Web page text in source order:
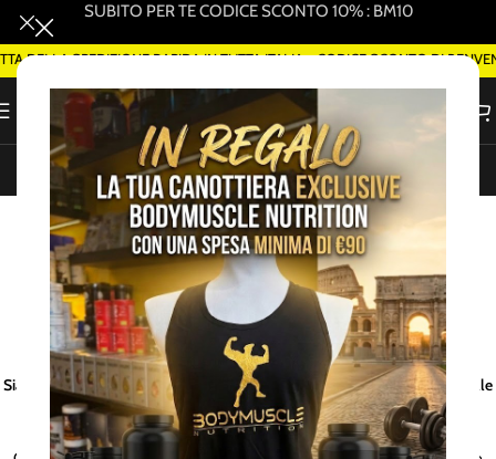
SUBITO PER TE CODICE SCONTO 10% : BM10
DELLA SPEDIZIONE RAPIDA IN TUTTA ITALIA - CODICE SCONTO DI
ORDINA SMART DELIVERY SU WHATSAPP (ROMA)
Assistenza Clienti -
Contatti
PASSA A TROVARCI NEL PUNTO VENDITA DI ROMA!
Siamo Aperti dal lunedì al sabato dalle 10:00 alle 14:00 e dalle 15:30 alle
20:00